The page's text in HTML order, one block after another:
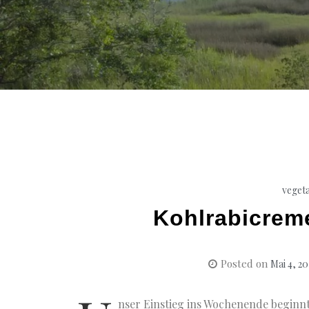
Posted on Mai 4,
nser Einstieg ins Wochenende